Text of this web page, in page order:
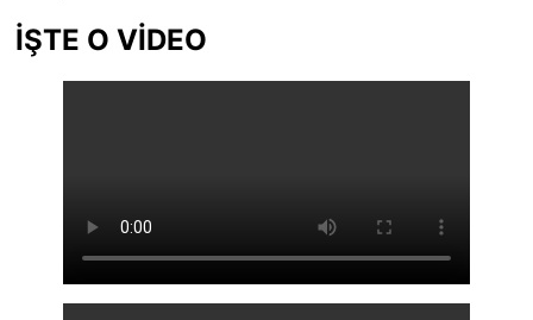
İŞTE O VİDEO